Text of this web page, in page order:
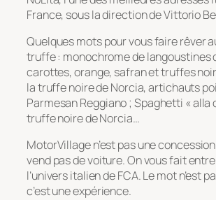
France, sous la direction de Vittorio
Quelques mots pour vous faire rêver
truffe : monochrome de langoustines
carottes, orange, safran et truffes
la truffe noire de Norcia, artichauts
Parmesan Reggiano ; Spaghetti « alla
truffe noire de Norcia…
MotorVillage n’est pas une
vend pas de voiture. On vous fait
l’univers italien de FCA. Le mot n’est
c’est une expérience.